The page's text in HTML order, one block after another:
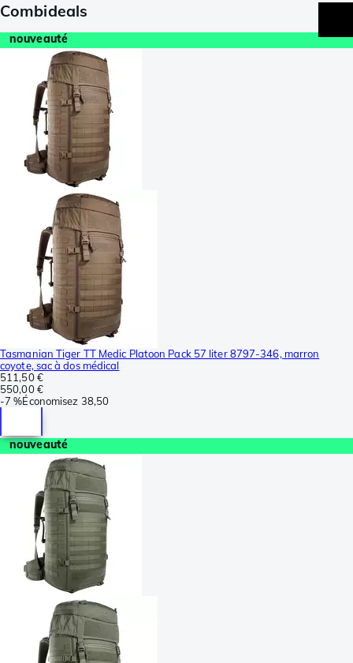
Combideals
nouveauté
Tasmanian Tiger TT Medic Platoon Pack 57 liter 8797-346, marron
coyote, sac à dos médical
511,50 €
550,00 €
-7 %Économisez 38,50
nouveauté